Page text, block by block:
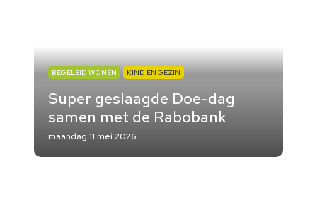
BEGELEID WONEN KIND EN GEZIN
Super geslaagde Doe-dag
samen met de Rabobank
maandag 11 mei 2026